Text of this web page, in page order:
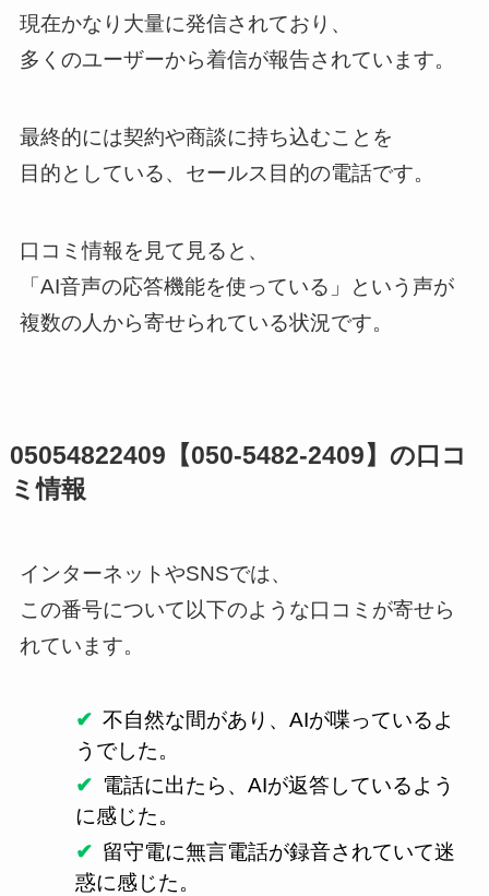
現在かなり大量に発信されており、
多くのユーザーから着信が報告されています。
最終的には契約や商談に持ち込むことを
目的としている、セールス目的の電話です。
口コミ情報を見て見ると、
「AI音声の応答機能を使っている」という声が
複数の人から寄せられている状況です。
05054822409【050-5482-2409】の口コ
ミ情報
インターネットやSNSでは、
この番号について以下のような口コミが寄せら
れています。
不自然な間があり、AIが喋っているよ
うでした。
電話に出たら、AIが返答しているよう
に感じた。
留守電に無言電話が録音されていて迷
惑に感じた。